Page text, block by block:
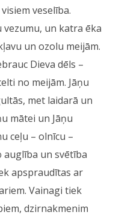
veselība.
vezumu, un katra ēka
un ozolu meijām.
Dieva dēls –
no meijām. Jāņu
met laidarā un
mātei un Jāņu
ceļu – olnīcu –
auglība un svētība
apspraudītas ar
Vainagi tiek
dzirnakmenim